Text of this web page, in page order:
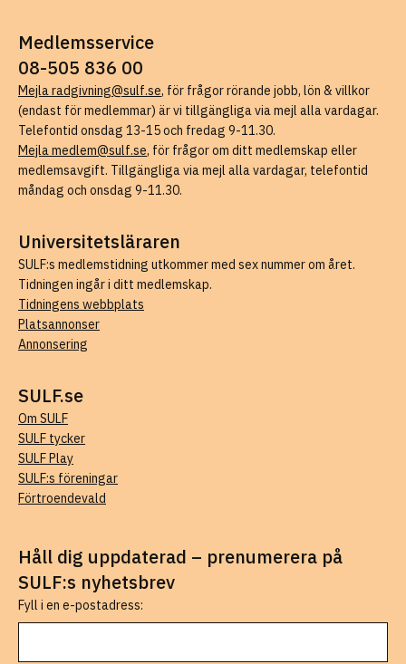
Medlemsservice
08-505 836 00
Mejla radgivning@sulf.se, för frågor rörande jobb, lön & villkor
(endast för medlemmar) är vi tillgängliga via mejl alla vardagar.
Telefontid onsdag 13-15 och fredag 9-11.30.
Mejla medlem@sulf.se, för frågor om ditt medlemskap eller
medlemsavgift. Tillgängliga via mejl alla vardagar, telefontid
måndag och onsdag 9-11.30.
Universitetsläraren
SULF:s medlemstidning utkommer med sex nummer om året.
Tidningen ingår i ditt medlemskap.
Tidningens webbplats
Platsannonser
Annonsering
SULF.se
Om SULF
SULF tycker
SULF Play
SULF:s föreningar
Förtroendevald
Håll dig uppdaterad – prenumerera på
SULF:s nyhetsbrev
Fyll i en e-postadress: